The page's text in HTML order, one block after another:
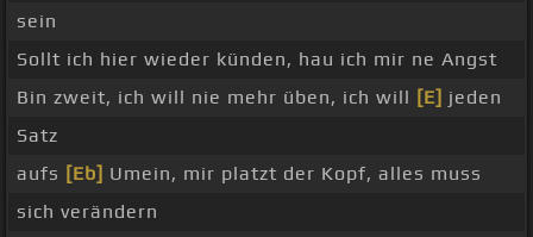
sein
Sollt ich hier wieder künden, hau ich mir ne Angst
Bin zweit, ich will nie mehr üben, ich will [E] jeden
Satz
aufs [Eb] Umein, mir platzt der Kopf, alles muss
sich verändern